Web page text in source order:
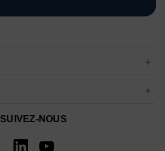
SUIVEZ-NOUS